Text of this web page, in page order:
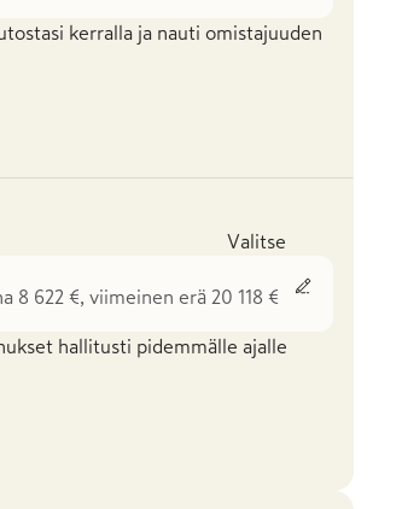
kerralla ja nauti omistajuuden
Valitse
8 622 €, viimeinen erä 20 118 €
hallitusti pidemmälle ajalle